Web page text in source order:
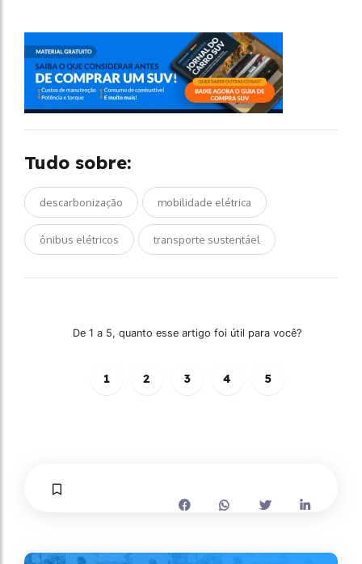
Tudo sobre:
descarbonização mobilidade elétrica
ônibus elétricos transporte sustentáel
De 1 a 5, quanto esse artigo foi útil para você?
1 2 3 4 5